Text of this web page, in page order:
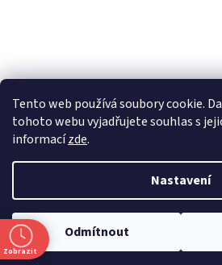
Tento web používá soubory cookie.
tohoto webu vyjadřujete souhlas s
informacízde.
Nastavení
Odmítnout
Vytvořil
Copyright 2026Zlatnictví Masaříkovi.
Upravit nastavení
Zobrazit